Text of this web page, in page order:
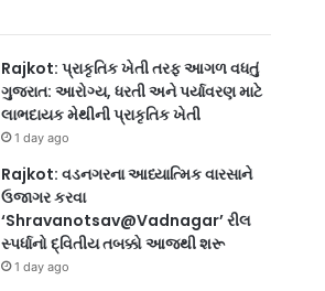
Rajkot: પ્રાકૃતિક ખેતી તરફ આગળ વધતું
ગુજરાત: આરોગ્ય, ધરતી અને પર્યાવરણ માટે
લાભદાયક મેથીની પ્રાકૃતિક ખેતી
1 day ago
Rajkot: વડનગરના આધ્યાત્મિક વારસાને
ઉજાગર કરવા
‘Shravanotsav@Vadnagar’ રીલ
સ્પર્ધાનો દ્વિતીય તબક્કો આજથી શરૂ
1 day ago